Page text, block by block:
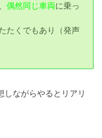
偶然同じ車両に乗っ
たくでもあり（発声
しながらやるとリアリ